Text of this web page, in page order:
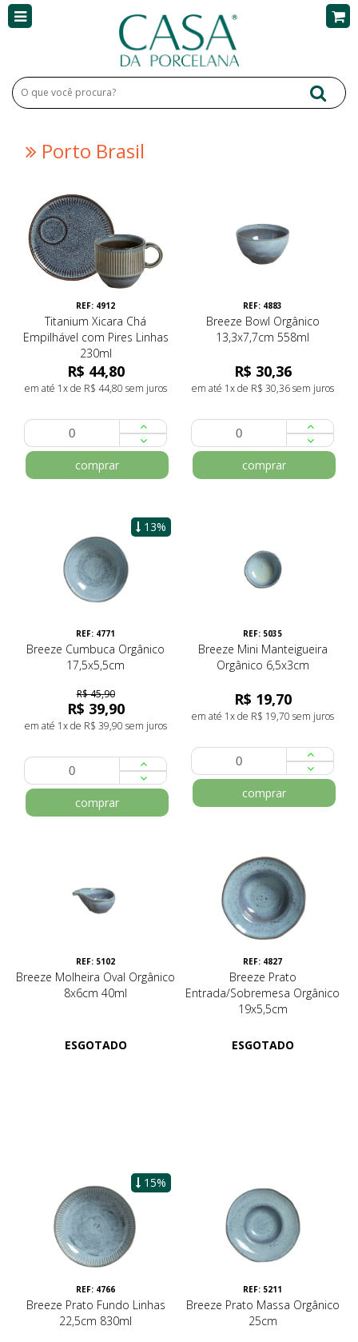
Porto Brasil
REF: 4912
Titanium Xicara Chá
Empilhável com Pires Linhas
230ml
R$ 44,80
em até 1x de R$ 44,80 sem juros
comprar
REF: 4883
Breeze Bowl Orgânico
13,3x7,7cm 558ml
R$ 30,36
em até 1x de R$ 30,36 sem juros
comprar
13%
REF: 4771
Breeze Cumbuca Orgânico
17,5x5,5cm
R$ 45,90
R$ 39,90
em até 1x de R$ 39,90 sem juros
comprar
REF: 5035
Breeze Mini Manteigueira
Orgânico 6,5x3cm
R$ 19,70
em até 1x de R$ 19,70 sem juros
comprar
REF: 5102
Breeze Molheira Oval Orgânico
8x6cm 40ml
ESGOTADO
REF: 4827
Breeze Prato
Entrada/Sobremesa Orgânico
19x5,5cm
ESGOTADO
15%
REF: 4766
Breeze Prato Fundo Linhas
22,5cm 830ml
REF: 5211
Breeze Prato Massa Orgânico
25cm